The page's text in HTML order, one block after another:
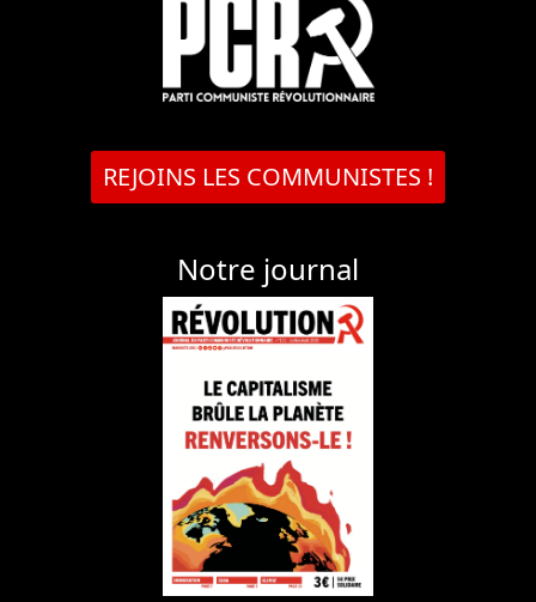
REJOINS LES COMMUNISTES !
Notre journal